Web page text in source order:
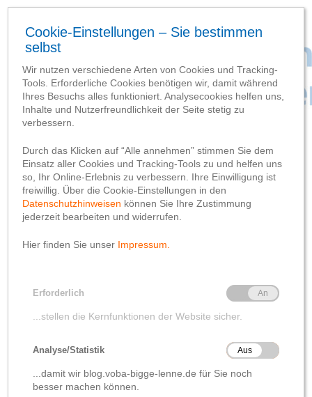
‘TalVital’
Kommentar